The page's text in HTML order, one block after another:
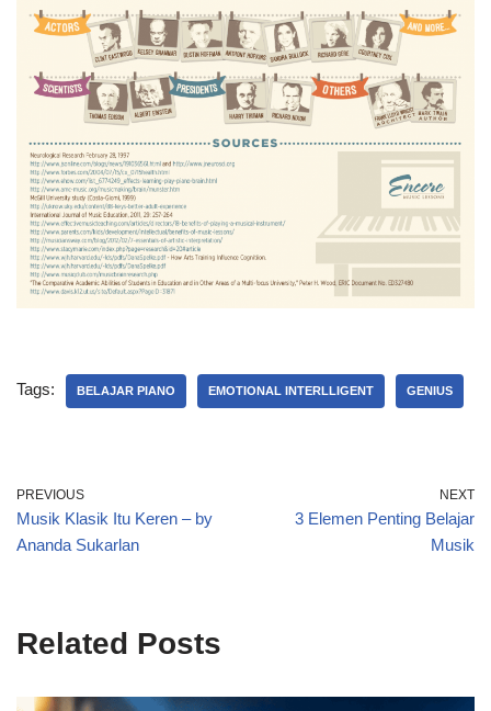
Tags: BELAJAR PIANO EMOTIONAL INTERLLIGENT GENIUS
PREVIOUS
Musik Klasik Itu Keren – by
Ananda Sukarlan
NEXT
3 Elemen Penting Belajar
Musik
Related Posts